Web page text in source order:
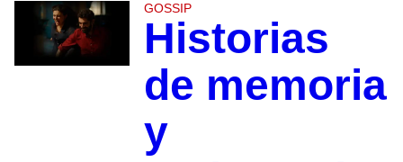
GOSSIP
Historias
de memoria
y